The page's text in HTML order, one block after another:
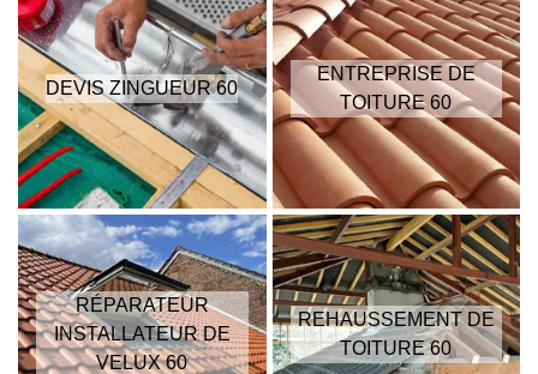
DEVIS ZINGUEUR 60
ENTREPRISE DE
TOITURE 60
RÉPARATEUR
INSTALLATEUR DE
VELUX 60
REHAUSSEMENT DE
TOITURE 60